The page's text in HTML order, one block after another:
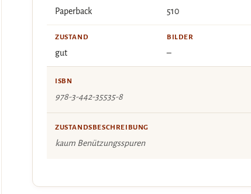
Paperback 510
ZUSTAND
gut
BILDER
–
ISBN
978-3-442-35535-8
ZUSTANDSBESCHREIBUNG
kaum Benützungsspuren